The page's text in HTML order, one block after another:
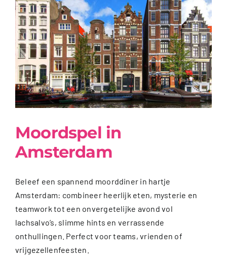
Moordspel in
Amsterdam
Beleef een spannend moorddiner in hartje
Amsterdam: combineer heerlijk eten, mysterie en
teamwork tot een onvergetelijke avond vol
lachsalvo’s, slimme hints en verrassende
onthullingen. Perfect voor teams, vrienden of
vrijgezellenfeesten.